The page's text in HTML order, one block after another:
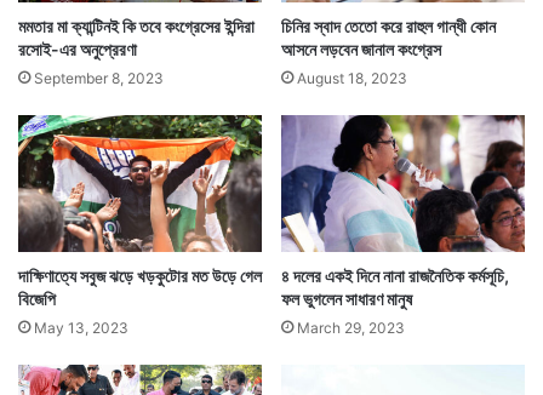
তাঁরা ক্ষমতায় এলে এই প্রকল্পের একটি পাইলট প্রজেক্ট হবে।
তারপর ধাপে ধাপে এই প্রকল্পের রূপায়ণ হবে। যদিও রাহুল গান্ধীর
এই প্রতিশ্রুতিকে নির্বাচনী চমক বলেই ব্যাখ্যা করছে বিজেপি।
বিজেপি নেতৃত্বের দাবি, এতদিনে কংগ্রেস কেন্দ্রে ক্ষমতায় থেকে
মমতার মা ক্যান্টিনই কি তবে কংগ্রেসের ইন্দিরা
রসোই-এর অনুপ্রেরণা
September 8, 2023
চিনির স্বাদ তেতো করে রাহুল গান্ধী কোন
আসনে লড়বেন জানাল কংগ্রেস
August 18, 2023
দাক্ষিণাত্যে সবুজ ঝড়ে খড়কুটোর মত উড়ে গেল
বিজেপি
May 13, 2023
৪ দলের একই দিনে নানা রাজনৈতিক কর্মসূচি,
ফল ভুগলেন সাধারণ মানুষ
March 29, 2023